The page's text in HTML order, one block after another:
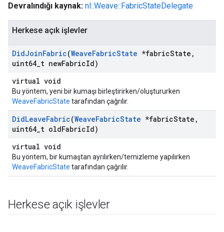
Devralındığı kaynak: nl::Weave::FabricStateDelegate
Herkese açık işlevler
DidJoinFabric(WeaveFabricState *fabricState ,
uint64 t newFabricId)
virtual void
Bu yöntem, yeni bir kumaşı birleştirirken/oluştururken
WeaveFabricState tarafından çağrılır.
DidLeaveFabric(WeaveFabricState *fabricState ,
uint64 t oldFabricId)
virtual void
Bu yöntem, bir kumaştan ayrılırken/temizleme yapılırken
WeaveFabricState tarafından çağrılır.
Herkese açık işlevler